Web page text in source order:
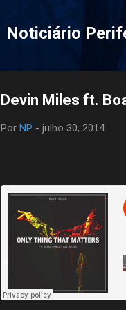
Noticiário
Devin Miles ft.
Por NP - julho 30, 2014